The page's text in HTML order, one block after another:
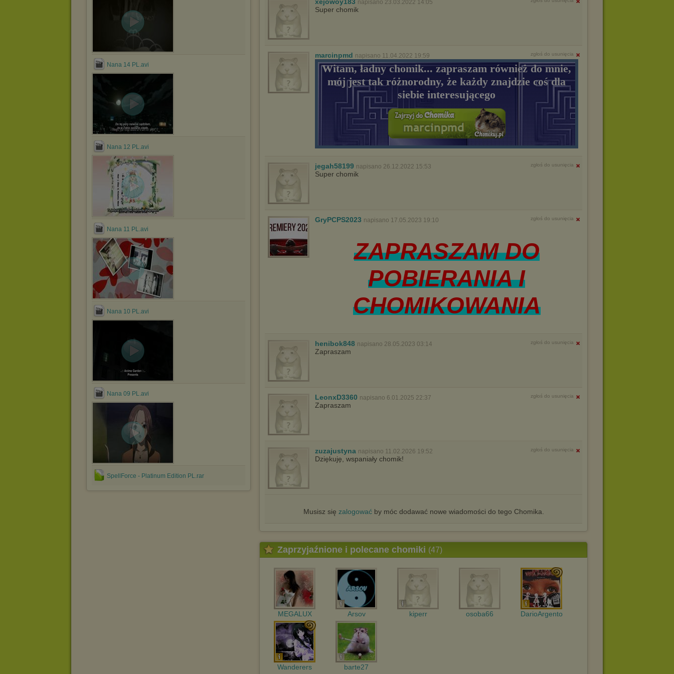
prosimy o opuszczenie serwisu chomikuj.pl.
(dostosowanie reklam do Twoich potrzeb, analiza skuteczności działań
marketingowych).
Wyrażenie sprzeciwu spowoduje, że wyświetlana Ci reklama nie
będzie dopasowana do Twoich preferencji, a będzie to reklama
wyświetlona przypadkowo.
Istnieje możliwość zmiany ustawień przeglądarki internetowej w
sposób uniemożliwiający przechowywanie plików cookies na
urządzeniu końcowym. Można również usunąć pliki cookies,
dokonując odpowiednich zmian w ustawieniach przeglądarki
Pełną informację na ten temat znajdziesz pod adresem
http://chomikuj.pl/PolitykaPrywatnosci.aspx.
Nana 14 PL.avi
Nana 12 PL.avi
Nana 11 PL.avi
Nana 10 PL.avi
Nana 09 PL.avi
SpellForce - Platinum Edition PL.rar
napisano 23.03.2022 14:05
Super chomik
marcinpmd napisano 11.04.2022 19:59 zgłoś do usunięcia
Witam, ładny chomik... zapraszam również do mnie,
mój jest tak różnorodny, że każdy znajdzie coś dla
siebie interesującego
jegah58199 napisano 26.12.2022 15:53 zgłoś do usunięcia
Super chomik
GryPCPS2023 napisano 17.05.2023 19:10 zgłoś do usunięcia
ZAPRASZAM DO
POBIERANIA I
CHOMIKOWANIA
henibok848 napisano 28.05.2023 03:14 zgłoś do usunięcia
Zapraszam
LeonxD3360 napisano 6.01.2025 22:37 zgłoś do usunięcia
Zapraszam
zuzajustyna napisano 11.02.2026 19:52 zgłoś do usunięcia
Dziękuję, wspaniały chomik!
Musisz się zalogowaćby móc dodawać nowe wiadomości do tego Chomika.
Zaprzyjaźnione i polecane chomiki (47)
MEGALUX Arsov kiperr osoba66 DarioArgento
Wanderers
barte27